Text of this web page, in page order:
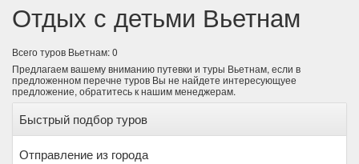
Отдых с детьми Вьетнам
Всего туров Вьетнам: 0
Предлагаем вашему вниманию путевки и туры Вьетнам, если в
предложенном перечне туров Вы не найдете интересующуее
предложение, обратитесь к нашим менеджерам.
Быстрый подбор туров
Отправление из города